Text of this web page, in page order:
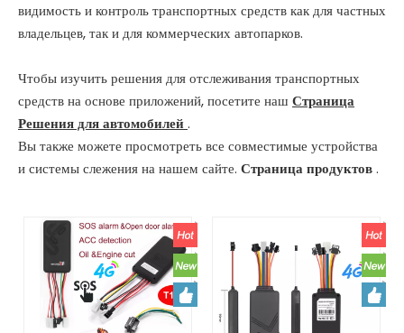
видимость и контроль транспортных средств как для частных
владельцев, так и для коммерческих автопарков.
Чтобы изучить решения для отслеживания транспортных
средств на основе приложений, посетите наш Страница
Решения для автомобилей.
Вы также можете просмотреть все совместимые устройства
и системы слежения на нашем сайте. Страница продуктов.